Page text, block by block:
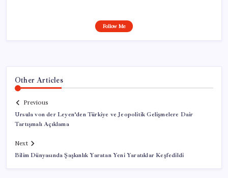
Follow Me
Other Articles
Previous
Ursula von der Leyen’den Türkiye ve Jeopolitik Gelişmelere Dair
Tartışmalı Açıklama
Next
Bilim Dünyasında Şaşkınlık Yaratan Yeni Yaratıklar Keşfedildi